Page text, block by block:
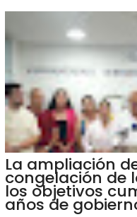
La ampliación
congelación de
los objetivos
años de